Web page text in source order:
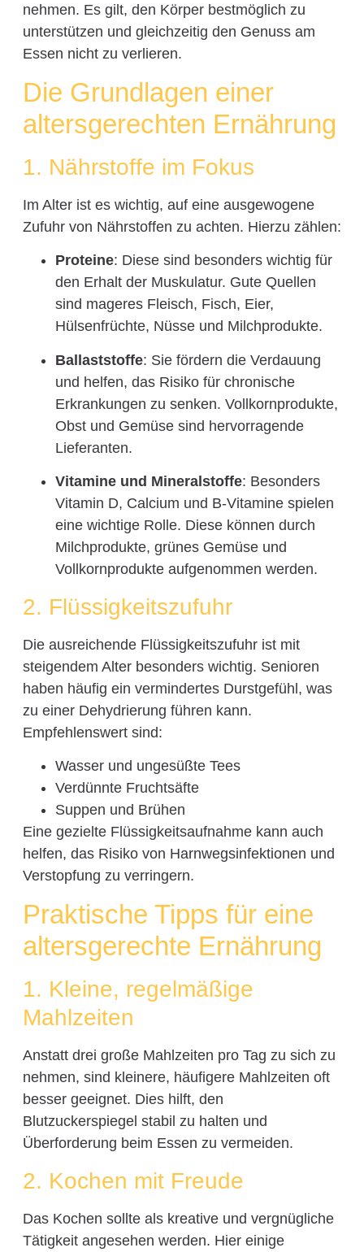
nehmen. Es gilt, den Körper bestmöglich zu
unterstützen und gleichzeitig den Genuss am
Essen nicht zu verlieren.
Die Grundlagen einer
altersgerechten Ernährung
1. Nährstoffe im Fokus
Im Alter ist es wichtig, auf eine ausgewogene
Zufuhr von Nährstoffen zu achten. Hierzu zählen:
Proteine: Diese sind besonders wichtig für
den Erhalt der Muskulatur. Gute Quellen
sind mageres Fleisch, Fisch, Eier,
Hülsenfrüchte, Nüsse und Milchprodukte.
Ballaststoffe: Sie fördern die Verdauung
und helfen, das Risiko für chronische
Erkrankungen zu senken. Vollkornprodukte,
Obst und Gemüse sind hervorragende
Lieferanten.
Vitamine und Mineralstoffe: Besonders
Vitamin D, Calcium und B-Vitamine spielen
eine wichtige Rolle. Diese können durch
Milchprodukte, grünes Gemüse und
Vollkornprodukte aufgenommen werden.
2. Flüssigkeitszufuhr
Die ausreichende Flüssigkeitszufuhr ist mit
steigendem Alter besonders wichtig. Senioren
haben häufig ein vermindertes Durstgefühl, was
zu einer Dehydrierung führen kann.
Empfehlenswert sind:
Wasser und ungesüßte Tees
Verdünnte Fruchtsäfte
Suppen und Brühen
Eine gezielte Flüssigkeitsaufnahme kann auch
helfen, das Risiko von Harnwegsinfektionen und
Verstopfung zu verringern.
Praktische Tipps für eine
altersgerechte Ernährung
1. Kleine, regelmäßige
Mahlzeiten
Anstatt drei große Mahlzeiten pro Tag zu sich zu
nehmen, sind kleinere, häufigere Mahlzeiten oft
besser geeignet. Dies hilft, den
Blutzuckerspiegel stabil zu halten und
Überforderung beim Essen zu vermeiden.
2. Kochen mit Freude
Das Kochen sollte als kreative und vergnügliche
Tätigkeit angesehen werden. Hier einige